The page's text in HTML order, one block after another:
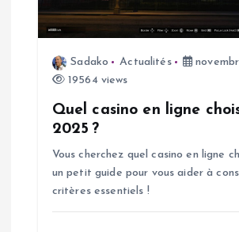
Sadako Actualités
19564 views
Quel casino en ligne
2025 ?
Vous cherchez quel casino en ligne
un petit guide pour vous aider à
critères essentiels !